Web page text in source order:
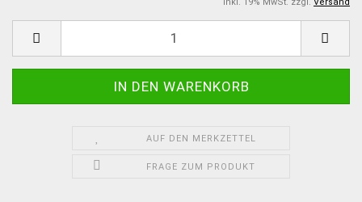
AUF DEN MERKZETTEL
FRAGE ZUM PRODUKT